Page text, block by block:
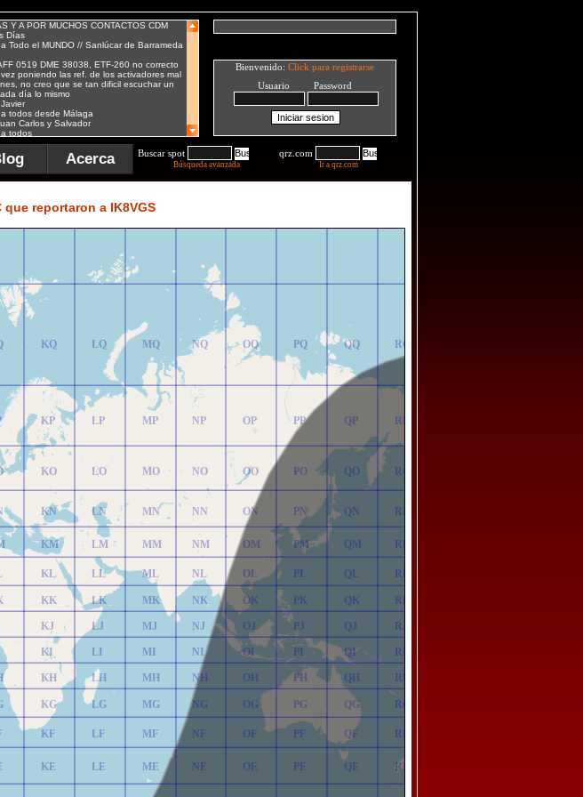
Bienvenido: Click para registrarse
Usuario Password
Acerca Buscar spot
Búsqueda avanzada
qrz.com
Ir a qrz.com
reportaron a IK8VGS
KE
KF
KG
KH
KI
KJ
KK
KL
KM
KN
KO
KP
KQ
KR
LE
LF
LG
LH
LI
LJ
LK
LL
LM
LN
LO
LP
LQ
LR
ME
MF
MG
MH
MI
MJ
MK
ML
MM
MN
MO
MP
MQ
MR
NE
NF
NG
NH
NI
NJ
NK
NL
NM
NN
NO
NP
NQ
NR
OE
OF
OG
OH
OI
OJ
OK
OL
OM
ON
OO
OP
OQ
OR
PE
PF
PG
PH
PI
PJ
PK
PL
PM
PN
PO
PP
PQ
PR
QE
QF
QG
QH
QI
QJ
QK
QL
QM
QN
QO
QP
QQ
QR
RE
RF
RG
RH
RI
RJ
RK
RL
RM
RN
RO
RP
RQ
RR